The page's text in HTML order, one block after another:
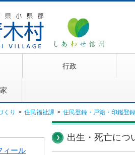
行政
くり > 住民福祉課 > 住民登録・戸籍・印鑑登録
ィール
出生・死亡につ